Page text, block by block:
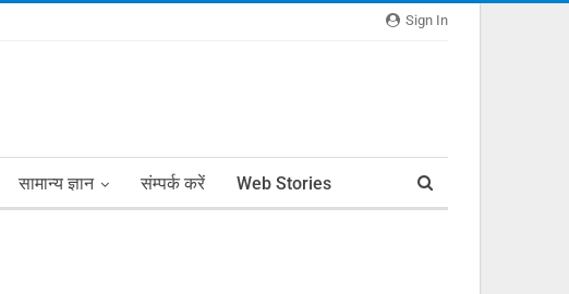
Sign In
सामान्य ज्ञान संम्पर्क करें Web Stories